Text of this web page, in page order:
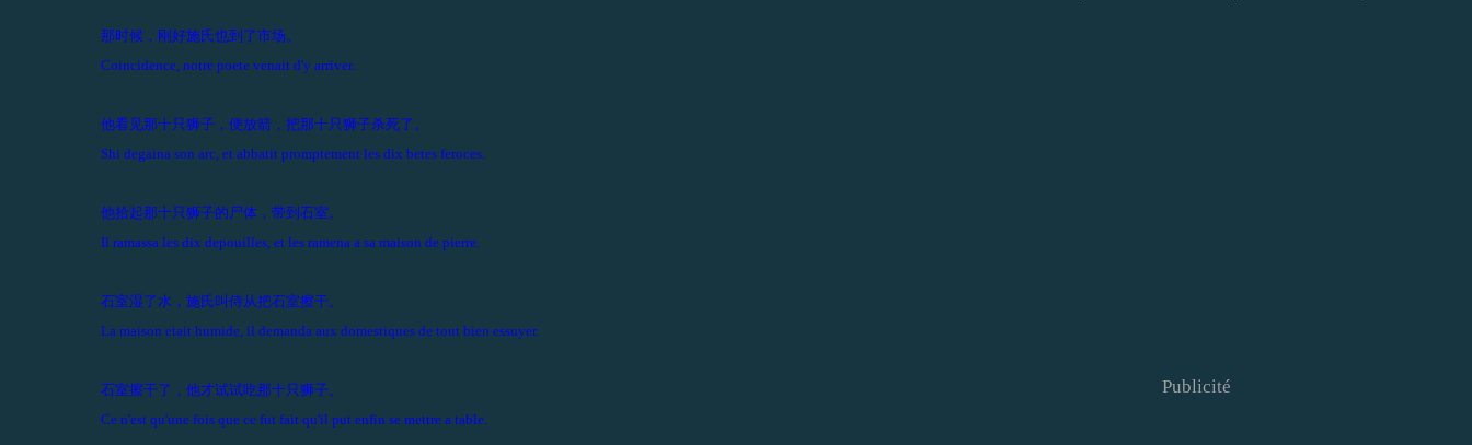
那时候，刚好施氏也到了市场。
Coincidence, notre poete venait d'y arriver.
他看见那十只狮子，便放箭，把那十只狮子杀死了。
Shi degaina son arc, et abbatit promptement les dix betes feroces.
他拾起那十只狮子的尸体，带到石室。
Il ramassa les dix depouilles, et les ramena a sa maison de pierre.
石室湿了水，施氏叫侍从把石室擦干。
La maison etait humide, il demanda aux domestiques de tout bien essuyer.
石室擦干了，他才试试吃那十只狮子。
Ce n'est qu'une fois que ce fut fait qu'il put enfin se mettre a table.
Publicité